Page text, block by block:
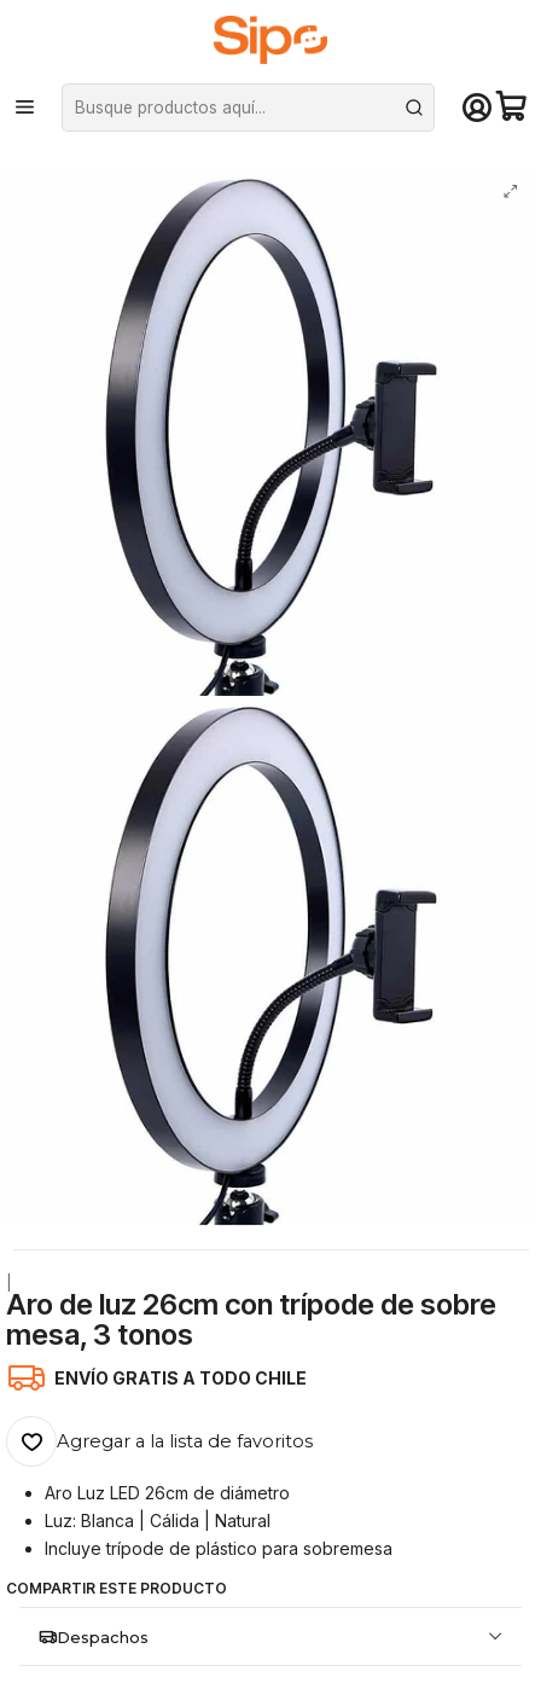
¡Compra hasta mediodía y recibe hoy! De lunes a sábado en el gran
Santiago. Envío gratis desde $29.990
Inicio Otras categorías Iluminación y Aro de Luz
Aro de luz 26cm con trípode de sobre mesa, 3 tonos
Aro de luz 26cm con trípode de sobre
mesa, 3 tonos
ENVÍO GRATIS A TODO CHILE
Agregar a la lista de favoritos
Aro Luz LED 26cm de diámetro
Luz: Blanca | Cálida | Natural
Incluye trípode de plástico para sobremesa
COMPARTIR ESTE PRODUCTO
Despachos